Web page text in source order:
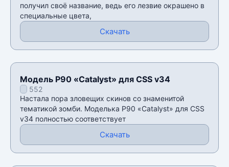
получил своё название, ведь его лезвие окрашено в
специальные цвета,
Скачать
Модель P90 «Catalyst» для CSS v34
552
Настала пора зловещих скинов со знаменитой
тематикой зомби. Моделька P90 «Catalyst» для CSS
v34 полностью соответствует
Скачать